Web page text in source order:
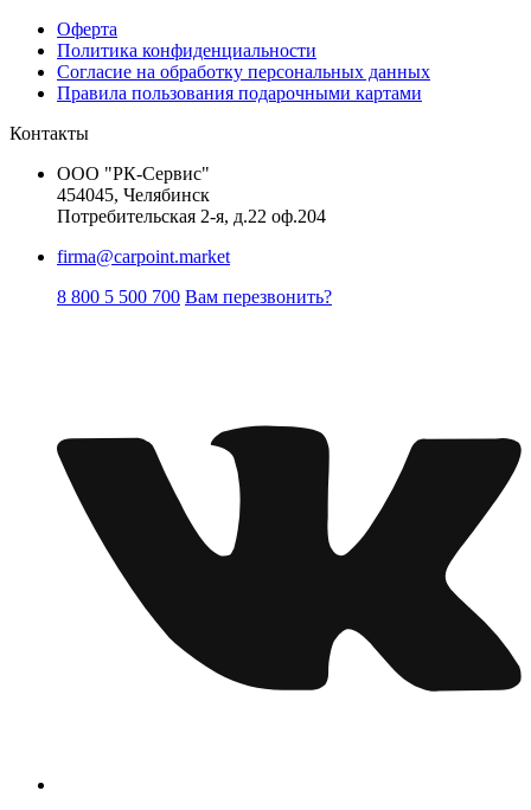
Оферта
Политика конфиденциальности
Согласие на обработку персональных данных
Правила пользования подарочными картами
Контакты
ООО "РК-Сервис"
454045, Челябинск
Потребительская 2-я, д.22 оф.204
firma@carpoint.market
8 800 5 500 700 Вам перезвонить?